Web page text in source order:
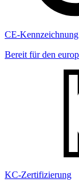
CE-Kennzeichnung
Bereit für den
KC-Zertifizierung